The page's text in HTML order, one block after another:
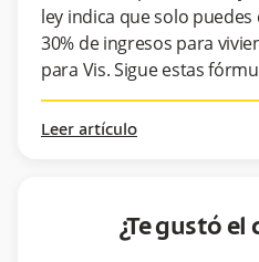
ley indica que solo
30% de ingresos para
para Vis. Sigue estas
Leer artículo
¿Te gustó